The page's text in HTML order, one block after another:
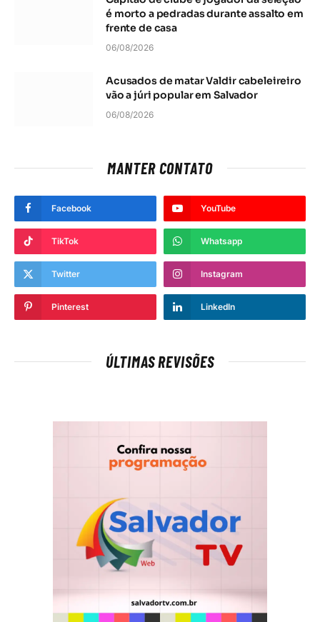
é morto a pedradas durante assalto em
frente de casa
06/08/2026
Acusados de matar Valdir cabeleireiro
vão a júri popular em Salvador
06/08/2026
MANTER CONTATO
Facebook YouTube
TikTok Whatsapp
Twitter Instagram
Pinterest LinkedIn
ÚLTIMAS REVISÕES